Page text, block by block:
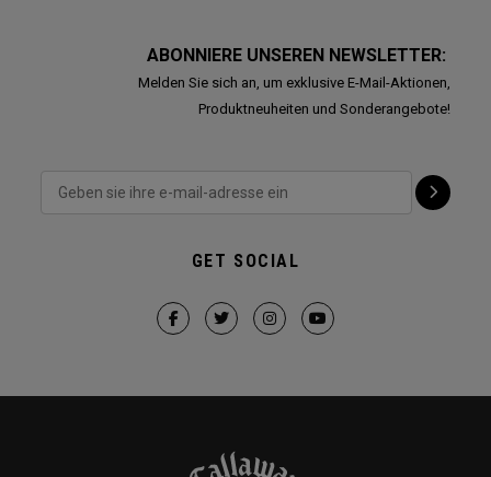
ABONNIERE UNSEREN NEWSLETTER:
Melden Sie sich an, um exklusive E-Mail-Aktionen,
Produktneuheiten und Sonderangebote!
GET SOCIAL